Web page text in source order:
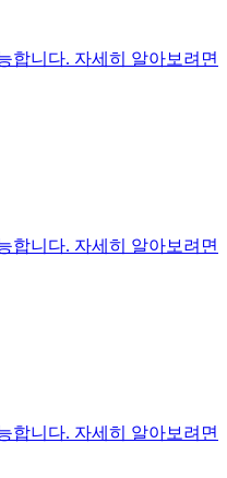
합니다. 자세히 알아보려면
합니다. 자세히 알아보려면
합니다. 자세히 알아보려면